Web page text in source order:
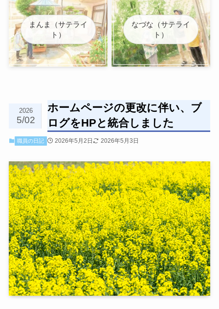
まんま（サテライ
ト）
なづな（サテライ
ト）
ホームページの更改に伴い、ブ
ログをHPと統合しました
2026
5/02
職員の日記 2026年5月2日 2026年5月3日